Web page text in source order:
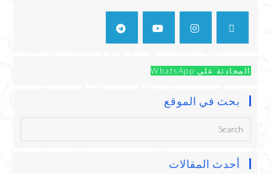
المحادثة على WhatsApp
بحث في الموقع
أحدث المقالات